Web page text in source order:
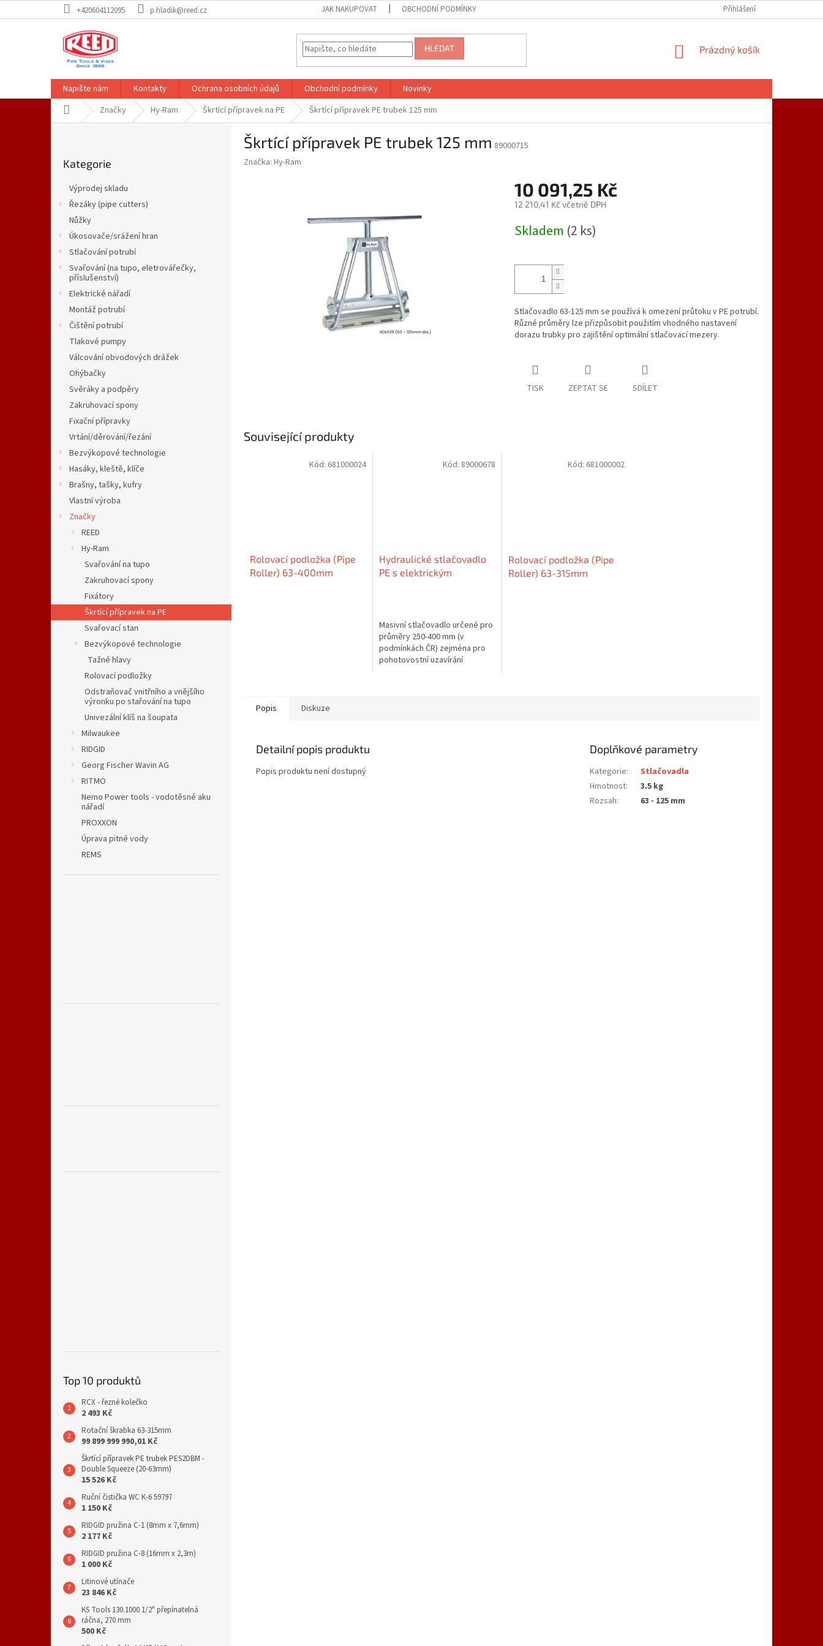
na
+420604112095 p.hladik@reed.cz JAK NAKUPOVAT OBCHODNÍ PODMÍNKY Přihlášení
HLEDAT
NÁKUPNÍ
Prázdný košík
Napište nám Kontakty Ochrana osobních údajů Obchodní podmínky
Novinky
Domů Značky Hy-Ram Škrtící přípravek na PE Škrtící přípravek PE trubek 125 mm
kategorie
Kategorie
Výprodej skladu
Řezáky (pipe cutters)
Nůžky
Úkosovače/srážení hran
Stlačování potrubí
Svařování (na tupo, eletrovářečky,
příslušenství)
Elektrické nářadí
Montáž potrubí
Čištění potrubí
Tlakové pumpy
Válcování obvodových drážek
Ohýbačky
Svěráky a podpěry
Zakruhovací spony
Fixační přípravky
Vrtání/děrování/řezání
Bezvýkopové technologie
Hasáky, kleště, klíče
Brašny, tašky, kufry
Vlastní výroba
Značky
REED
Hy-Ram
Svařování na tupo
Zakruhovací spony
Fixátory
Škrtící přípravek na PE
Svařovací stan
Bezvýkopové technologie
Tažné hlavy
Rolovací podložky
Odstraňovač vnitřního a vnějšího
výronku po stařování na tupo
Univezální klíš na šoupata
Milwaukee
RIDGID
Georg Fischer Wavin AG
RITMO
Nemo Power tools - vodotěsné aku
nářadí
PROXXON
Úprava pitné vody
REMS
Top 10 produktů
RCX - řezné kolečko
2 493 Kč
Rotační škrabka 63-315mm
99 899 999 990,01 Kč
Škrtící přípravek PE trubek PES2DBM -
Double Squeeze (20-63mm)
15 526 Kč
Ruční čistička WC K-6 59797
1 150 Kč
RIDGID pružina C-1 (8mm x 7,6mm)
2 177 Kč
RIDGID pružina C-8 (16mm x 2,3m)
1 000 Kč
Litinové utínače
23 846 Kč
KS Tools 130.1000 1/2" přepínatelná
ráčna, 270 mm
500 Kč
Škrtící přípravek PE trubek 125 mm 89000715
Značka: Hy-Ram
10 091,25 Kč
12 210,41 Kč včetně DPH
cena:
Skladem (2 ks)
Stlačovadlo 63-125 mm se používá k omezení průtoku v PE potrubí.
Různé průměry lze přizpůsobit použitím vhodného nastavení
dorazu trubky pro zajištění optimální stlačovací mezery.
TISK ZEPTAT SE SDÍLET
Související produkty
Rolovací podložka (Pipe
Roller) 63-400mm
Kód: 681000024
Hydraulické stlačovadlo
PE s elektrickým
Masivní stlačovadlo určené pro
průměry 250-400 mm (v
podmínkách ČR) zejména pro
pohotovostní uzavírání
Kód: 89000678
Rolovací podložka (Pipe
Roller) 63-315mm
Kód: 681000002
Popis Diskuze
Detailní popis produktu
Popis produktu není dostupný
Doplňkové parametry
Kategorie:
Stlačovadla
Hmotnost:
3.5 kg
Rozsah: 63 - 125 mm